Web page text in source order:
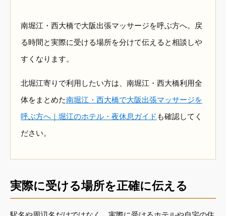
南堀江・西大橋で大阪出張マッサージを呼ぶ方へ。戻
る時間と実際に受ける場所を分けて伝えると相談しや
すくなります。
北堀江寄りで利用したい方は、南堀江・西大橋利用全
体をまとめた南堀江・西大橋で大阪出張マッサージを
呼ぶ方へ｜堀江のホテル・夜休息ガイド も確認してく
ださい。
実際に受ける場所を正確に伝える